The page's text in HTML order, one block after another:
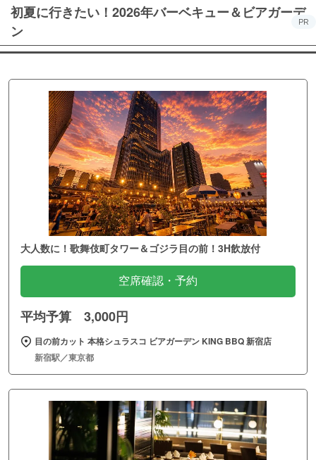
初夏に行きたい！2026年バーベキュー＆ビアガーデ
ン
PR
大人数に！歌舞伎町タワー＆ゴジラ目の前！3H飲放付
空席確認・予約
平均予算 3,000円
目の前カット 本格シュラスコ ビアガーデン KING BBQ 新宿店
新宿駅／東京都